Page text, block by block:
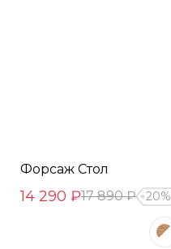
Форсаж Стол
14 290 ₽17 890 ₽ 20%